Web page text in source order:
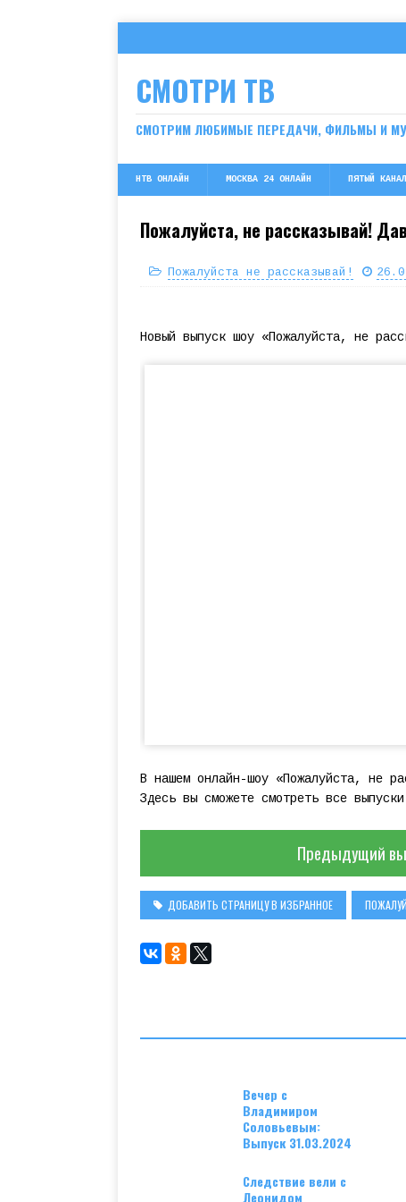
СМОТРИ ТВ
СМОТРИМ ЛЮБИМЫЕ ПЕРЕДАЧИ, ФИЛЬМЫ И
НТВ ОНЛАЙН МОСКВА 24 ОНЛАЙН ПЯТЫЙ
Пожалуйста, не рассказывай!
Пожалуйста не рассказывай!
Новый выпуск шоу «Пожалуйста, не
В нашем онлайн-шоу «Пожалуйста, не
Здесь вы сможете смотреть все
Предыдущий
ДОБАВИТЬ СТРАНИЦУ В ИЗБРАННОЕ
Вечер с
Владимиром
Соловьевым:
Выпуск 31.03.2024
Следствие вели с
Леонидом